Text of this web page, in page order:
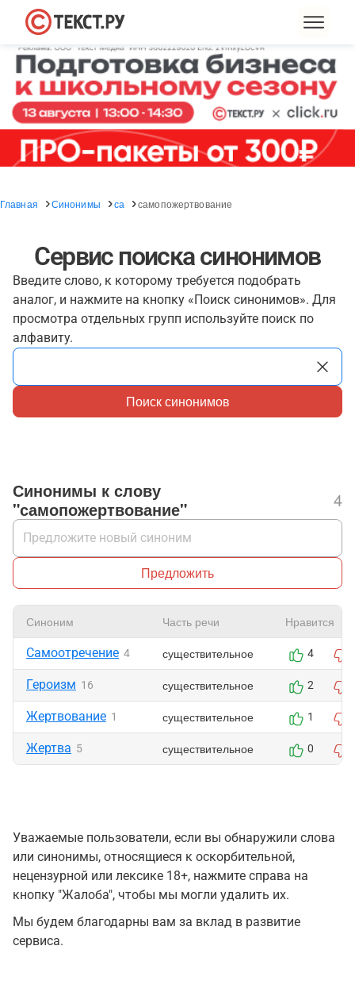
Главная Синонимы са самопожертвование
Сервис поиска синонимов
Введите слово, к которому требуется подобрать
аналог, и нажмите на кнопку «Поиск синонимов». Для
просмотра отдельных групп используйте поиск по
алфавиту.
Поиск синонимов
Синонимы к слову
"самопожертвование"
4
Предложить
Синоним Часть речи Нравится
Самоотречение 4 существительное 4
Героизм 16 существительное 2
Жертвование 1 существительное 1
Жертва 5 существительное 0
Уважаемые пользователи, если вы обнаружили слова
или синонимы, относящиеся к оскорбительной,
нецензурной или лексике 18+, нажмите справа на
кнопку "Жалоба", чтобы мы могли удалить их.
Мы будем благодарны вам за вклад в развитие
сервиса.